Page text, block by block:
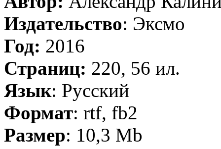
Издательство: Эксмо
Год: 2016
Страниц: 220, 56 ил.
Язык: Русский
Формат: rtf, fb2
Размер: 10,3 Mb